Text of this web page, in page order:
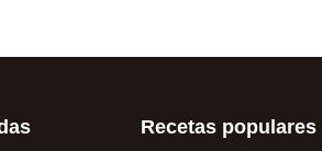
Recetas populares